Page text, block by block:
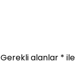
Gerekli alanlar * ile